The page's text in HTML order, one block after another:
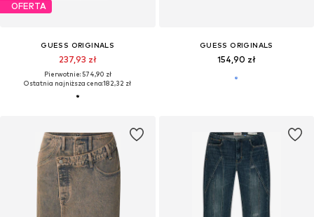
OFERTA
GUESS ORIGINALS
237,93 zł
Pierwotnie: 574,90 zł
Ostatnia najniższa cena:182,32 zł
GUESS ORIGINALS
154,90 zł